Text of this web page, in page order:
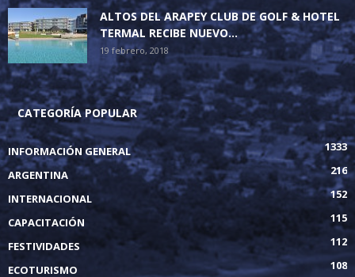
ALTOS DEL ARAPEY CLUB DE GOLF & HOTEL
TERMAL RECIBE NUEVO...
19 febrero, 2018
CATEGORÍA POPULAR
INFORMACIÓN GENERAL
1333
ARGENTINA
216
INTERNACIONAL
152
CAPACITACIÓN
115
FESTIVIDADES
112
ECOTURISMO
108